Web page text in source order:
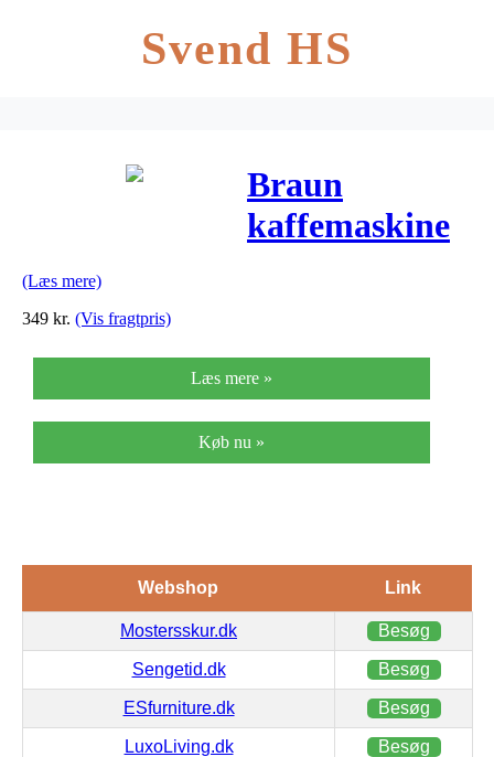
Svend HS
Braun
kaffemaskine
(Læs mere)
349 kr. (Vis fragtpris)
Læs mere »
Køb nu »
Webshop Link
Mostersskur.dk Besøg
Sengetid.dk Besøg
ESfurniture.dk Besøg
LuxoLiving.dk Besøg